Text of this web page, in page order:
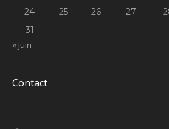
24
25 26 27
31
« Juin
Contact